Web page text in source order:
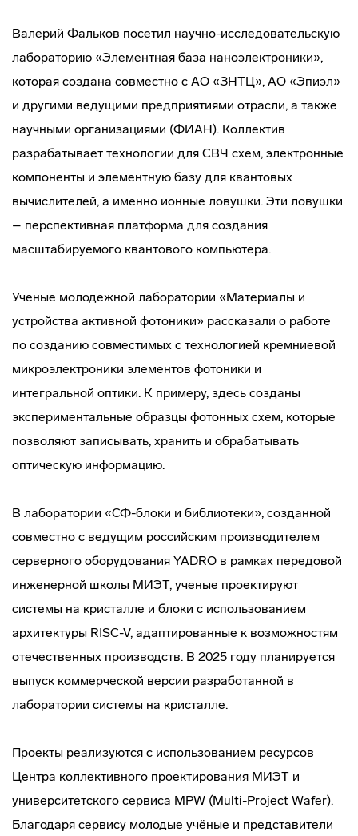
Валерий Фальков посетил научно-исследовательскую
лабораторию «Элементная база наноэлектроники»,
которая создана совместно с АО «ЗНТЦ», АО «Эпиэл»
и другими ведущими предприятиями отрасли, а также
научными организациями (ФИАН). Коллектив
разрабатывает технологии для СВЧ схем, электронные
компоненты и элементную базу для квантовых
вычислителей, а именно ионные ловушки. Эти ловушки
– перспективная платформа для создания
масштабируемого квантового компьютера.
Ученые молодежной лаборатории «Материалы и
устройства активной фотоники» рассказали о работе
по созданию совместимых с технологией кремниевой
микроэлектроники элементов фотоники и
интегральной оптики. К примеру, здесь созданы
экспериментальные образцы фотонных схем, которые
позволяют записывать, хранить и обрабатывать
оптическую информацию.
В лаборатории «СФ-блоки и библиотеки», созданной
совместно с ведущим российским производителем
серверного оборудования YADRO в рамках передовой
инженерной школы МИЭТ, ученые проектируют
системы на кристалле и блоки с использованием
архитектуры RISC-V, адаптированные к возможностям
отечественных производств. В 2025 году планируется
выпуск коммерческой версии разработанной в
лаборатории системы на кристалле.
Проекты реализуются с использованием ресурсов
Центра коллективного проектирования МИЭТ и
университетского сервиса MPW (Multi-Project Wafer).
Благодаря сервису молодые учёные и представители